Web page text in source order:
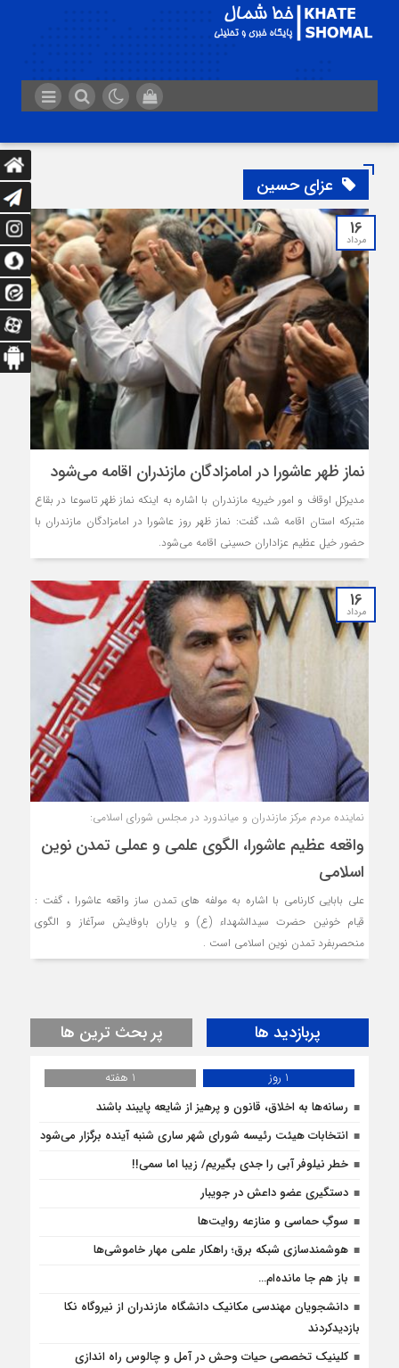
عزای حسین
16
مرداد
نماز ظهر عاشورا در امامزادگان مازندران اقامه می‌شود
مدیرکل اوقاف و امور خیریه مازندران با اشاره به اینکه نماز ظهر تاسوعا در بقاع
متبرکه استان اقامه شد، گفت: نماز ظهر روز عاشورا در امامزادگان مازندران با
حضور خیل عظیم عزاداران حسینی اقامه می‌شود.
16
مرداد
نماینده مردم مرکز مازندران و میاندورد در مجلس شورای اسلامی:
واقعه عظیم عاشورا، الگوی علمی و عملی تمدن نوین
اسلامی
علی بابایی کارنامی با اشاره به مولفه های تمدن ساز واقعه عاشورا ، گفت :
قیام خونین حضرت سیدالشهداء (ع) و یاران باوفایش سرآغاز و الگوی
منحصربفرد تمدن نوین اسلامی است .
پربازدید ها پر بحث ترین ها
1 روز
1 هفته
رسانه‌ها به اخلاق، قانون و پرهیز از شایعه پایبند باشند
انتخابات هیئت رئیسه شورای شهر ساری شنبه آینده برگزار می‌شود
خطر نیلوفر آبی را جدی بگیریم/ زیبا اما سمی!!
دستگیری عضو داعش در جویبار
سوگِ حماسی و منازعه روایت‌ها
هوشمندسازی شبکه برق؛ راهکار علمی مهار خاموشی‌ها
باز هم جا مانده‌ام…
دانشجویان مهندسی مکانیک دانشگاه مازندران از نيروگاه نکا
بازديدكردند
کلینیک تخصصی حیات وحش در آمل و چالوس راه اندازی